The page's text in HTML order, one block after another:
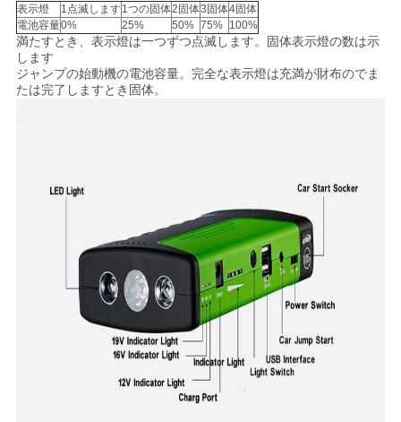
地
図
POLICY
表示燈 1点滅します1つの固体2固体3固体4固体
電池容量0% 25% 50% 75% 100%
満たすとき、表示燈は一つずつ点滅します。固体表示燈の数は示
します
ジャンプの始動機の電池容量。完全な表示燈は充満が財布のでま
たは完了しますとき固体。